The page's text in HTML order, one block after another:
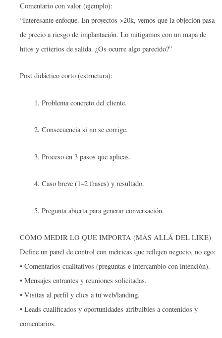
Comentario con valor (ejemplo):
“Interesante enfoque. En proyectos >20k, vemos que la objeción pasa
de precio a riesgo de implantación. Lo mitigamos con un mapa de
hitos y criterios de salida. ¿Os ocurre algo parecido?”
Post didáctico corto (estructura):
Problema concreto del cliente.
Consecuencia si no se corrige.
Proceso en 3 pasos que aplicas.
Caso breve (1–2 frases) y resultado.
Pregunta abierta para generar conversación.
CÓMO MEDIR LO QUE IMPORTA (MÁS ALLÁ DEL LIKE)
Define un panel de control con métricas que reflejen negocio, no ego:
• Comentarios cualitativos (preguntas e intercambio con intención).
• Mensajes entrantes y reuniones solicitadas.
• Visitas al perfil y clics a tu web/landing.
• Leads cualificados y oportunidades atribuibles a contenidos y
comentarios.